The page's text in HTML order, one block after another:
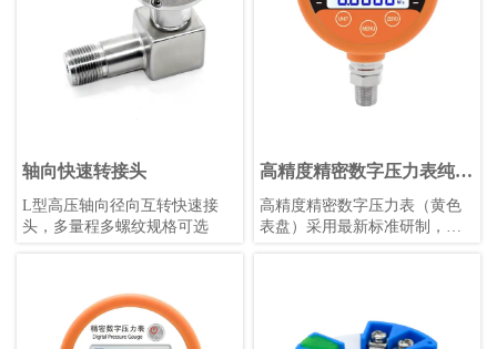
轴向快速转接头
L型高压轴向径向互转快速接
头，多量程多螺纹规格可选
高精度精密数字压力表纯英
文（黄色表盘）
高精度精密数字压力表（黄色
表盘）采用最新标准研制，具
想选择。